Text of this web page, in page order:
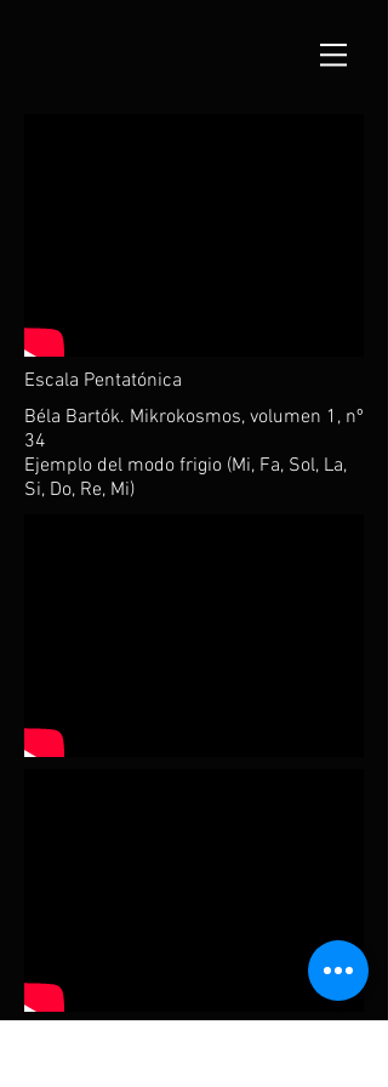
Escala Pentatónica
Béla Bartók. Mikrokosmos, volumen 1, nº
34
Ejemplo del modo frigio (Mi, Fa, Sol, La,
Si, Do, Re, Mi)